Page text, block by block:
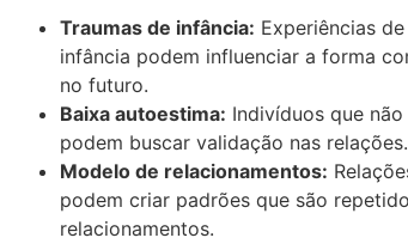
Traumas de infância: Experiências
infância podem influenciar a forma
no futuro.
Baixa autoestima: Indivíduos que
podem buscar validação nas relações.
Modelo de relacionamentos:
podem criar padrões que são
relacionamentos.